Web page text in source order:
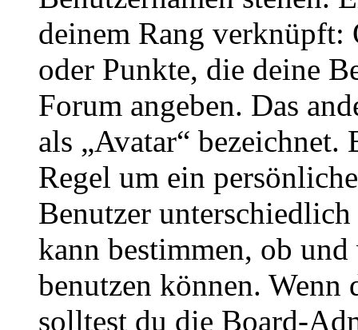
deinem Rang verknüpft:
oder Punkte, die deine
Forum angeben. Das
als „Avatar“
Regel um ein
Benutzer
kann bestimmen, ob
benutzen können. Wenn
solltest du die Board-